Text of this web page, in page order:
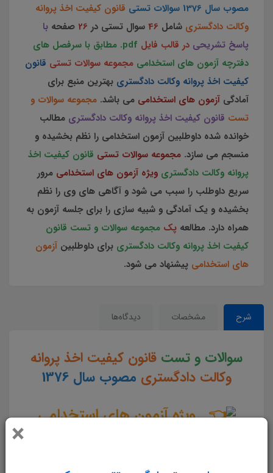
×
مصوب سال 1376
سوالات تستی قانون کیفیت اخذ پروانه
وکالت دادگستری شامل 46 سوال تستی در 26 صفحه با
پاسخ تشریحی در قالب فایل pdf. مطابق با سرفصل های
دفترچه آزمون های استخدامی مجموعه سوالات تستی قانون
کیفیت اخذ پروانه وکالت دادگستری بهترین منبع برای
آمادگی آزمون های استخدامی می باشد. مجموعه سوالات و
تست قانون کیفیت اخذ پروانه وکالت دادگستری مطالب
خوانده شده داوطلبین آزمون استخدامی را نظم بخشیده و
منسجم می سازد. مجموعه سوالات تستی قانون کیفیت اخذ
پروانه وکالت دادگستری ویژه آزمون های استخدامی مرور
سریع داوطلب را سبب می شود و آگاهی های وی را نظم
بخشیده و یک آمادگی و شبیه سازی را برای جلسه آزمون به
همراه دارد. مطالعه پک مجموعه سوالات و تست قانون
کیفیت اخذ پروانه وکالت دادگستری برای داوطلبین آزمون
های استخدامی پیشنهاد می شود.
شرح مشخصات دیدگاه‌ها
سوالات و تست قانون کیفیت اخذ پروانه
وکالت دادگستری مصوب سال 1376
ویژه آزمون های استخدامی